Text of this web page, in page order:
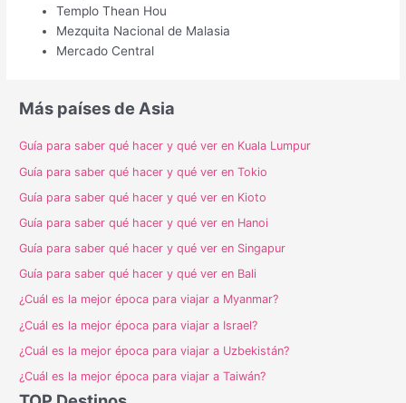
Templo Thean Hou
Mezquita Nacional de Malasia
Mercado Central
Más países de Asia
Guía para saber qué hacer y qué ver en Kuala Lumpur
Guía para saber qué hacer y qué ver en Tokio
Guía para saber qué hacer y qué ver en Kioto
Guía para saber qué hacer y qué ver en Hanoi
Guía para saber qué hacer y qué ver en Singapur
Guía para saber qué hacer y qué ver en Bali
¿Cuál es la mejor época para viajar a Myanmar?
¿Cuál es la mejor época para viajar a Israel?
¿Cuál es la mejor época para viajar a Uzbekistán?
¿Cuál es la mejor época para viajar a Taiwán?